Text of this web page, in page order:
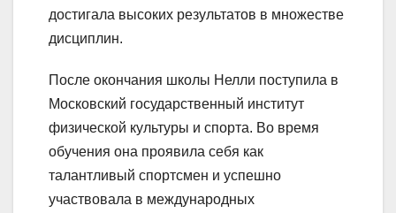
достигала высоких результатов в множестве
дисциплин.
После окончания школы Нелли поступила в
Московский государственный институт
физической культуры и спорта. Во время
обучения она проявила себя как
талантливый спортсмен и успешно
участвовала в международных